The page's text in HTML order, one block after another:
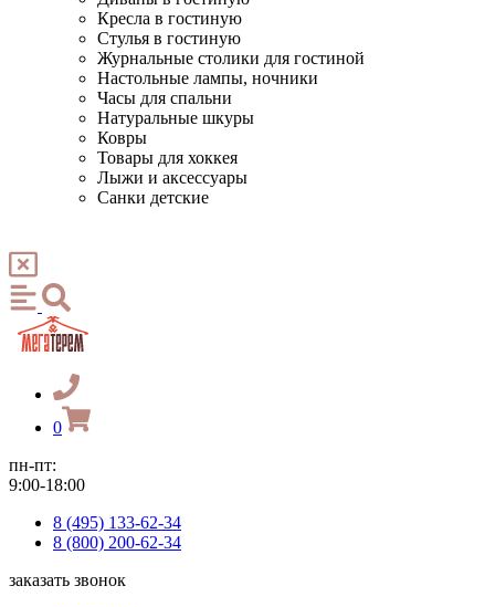
Кресла в гостиную
Стулья в гостиную
Журнальные столики для гостиной
Настольные лампы, ночники
Часы для спальни
Натуральные шкуры
Ковры
Товары для хоккея
Лыжи и аксессуары
Санки детские
0
пн-пт:
9:00-18:00
8 (495) 133-62-34
8 (800) 200-62-34
заказать звонок